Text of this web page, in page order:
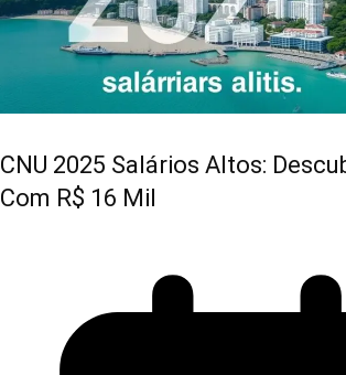
CNU 2025 Salários Altos:
Com R$ 16 Mil